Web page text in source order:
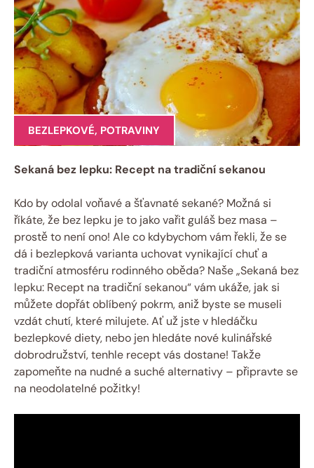
BEZLEPKOVÉ, POTRAVINY
Sekaná bez lepku: Recept na tradiční sekanou
Kdo by odolal voňavé a šťavnaté sekané? Možná si
říkáte, že bez lepku je to jako vařit guláš bez masa –
prostě to není ono! Ale co kdybychom vám řekli, že se
dá i bezlepková varianta uchovat vynikající chuť a
tradiční atmosféru rodinného oběda? Naše „Sekaná bez
lepku: Recept na tradiční sekanou“ vám ukáže, jak si
můžete dopřát oblíbený pokrm, aniž byste se museli
vzdát chutí, které milujete. Ať už jste v hledáčku
bezlepkové diety, nebo jen hledáte nové kulinářské
dobrodružství, tenhle recept vás dostane! Takže
zapomeňte na nudné a suché alternativy – připravte se
na neodolatelné požitky!